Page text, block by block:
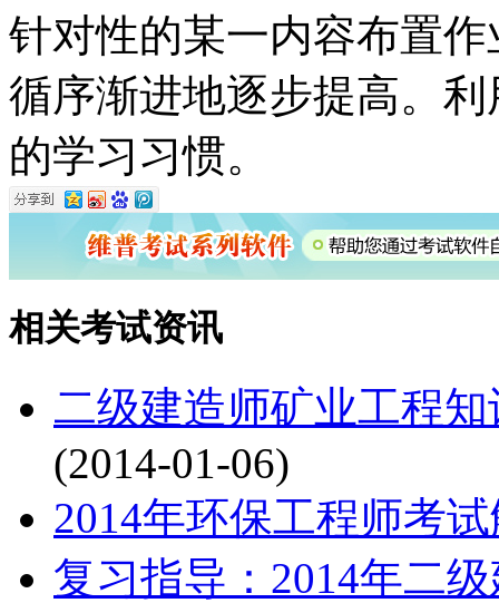
针对性的某一内容布置
循序渐进地逐步提高。
的学习习惯。
相关考试资讯
二级建造师矿业工程
(2014-01-06)
2014年环保工程师考
复习指导：2014年二